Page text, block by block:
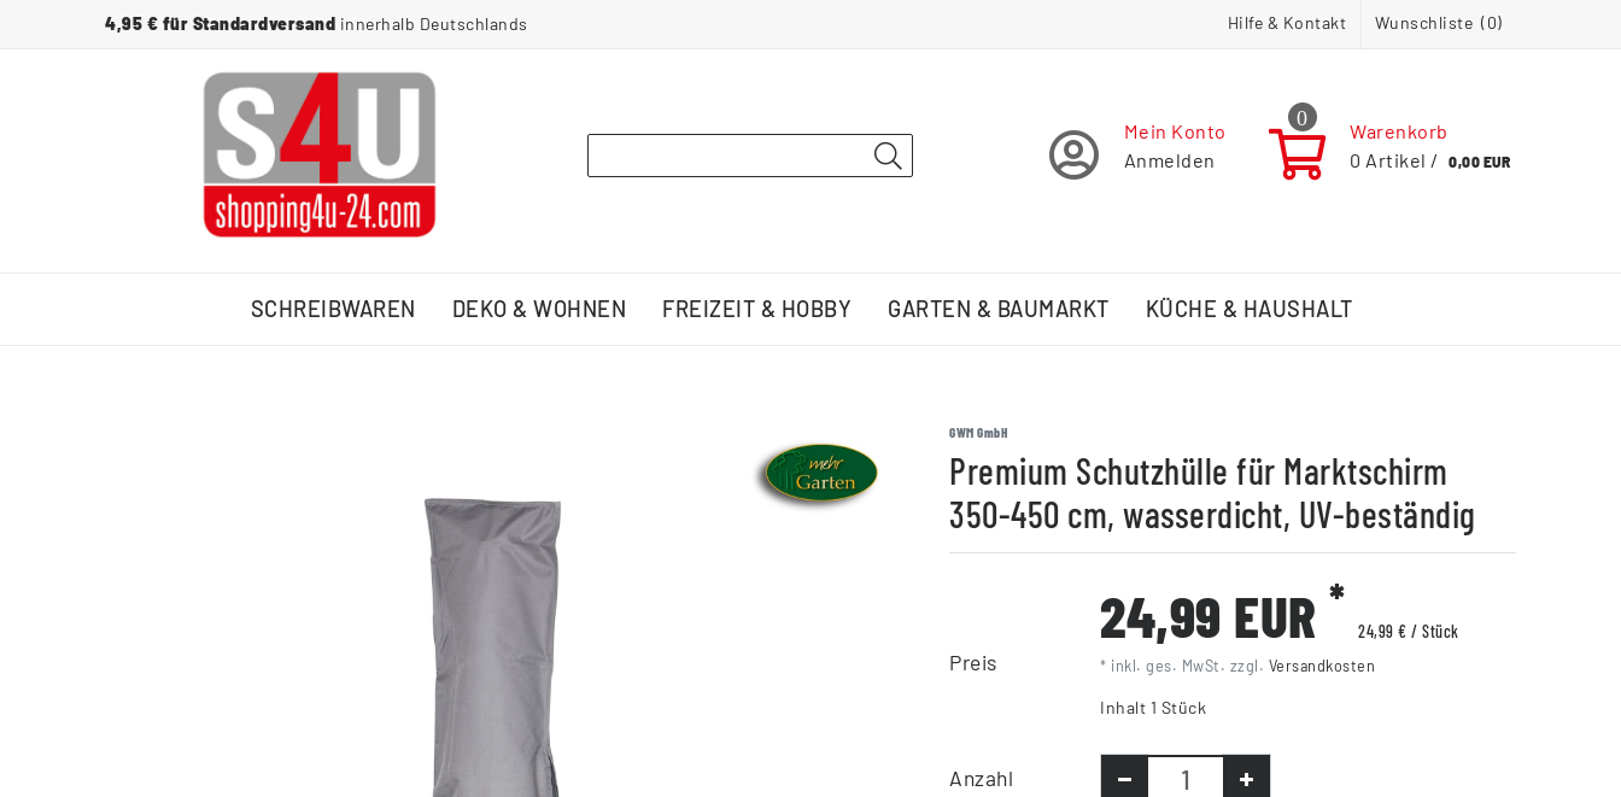
4,95 € für Standardversand innerhalb Deutschlands Hilfe & Kontakt Wunschliste (0)
Mein Konto
Anmelden
0
Warenkorb
0 Artikel / 0,00 EUR
SCHREIBWAREN DEKO & WOHNEN FREIZEIT & HOBBY GARTEN & BAUMARKT KÜCHE & HAUSHALT
GWM GmbH
Premium Schutzhülle für Marktschirm
350-450 cm, wasserdicht, UV-beständig
Preis
24,99 EUR *
24,99 € / Stück
* inkl. ges. MwSt. zzgl. Versandkosten
Inhalt 1 Stück
Anzahl